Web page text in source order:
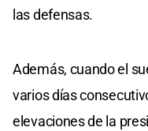
las defensas.
Además, cuando el
varios días
elevaciones de la